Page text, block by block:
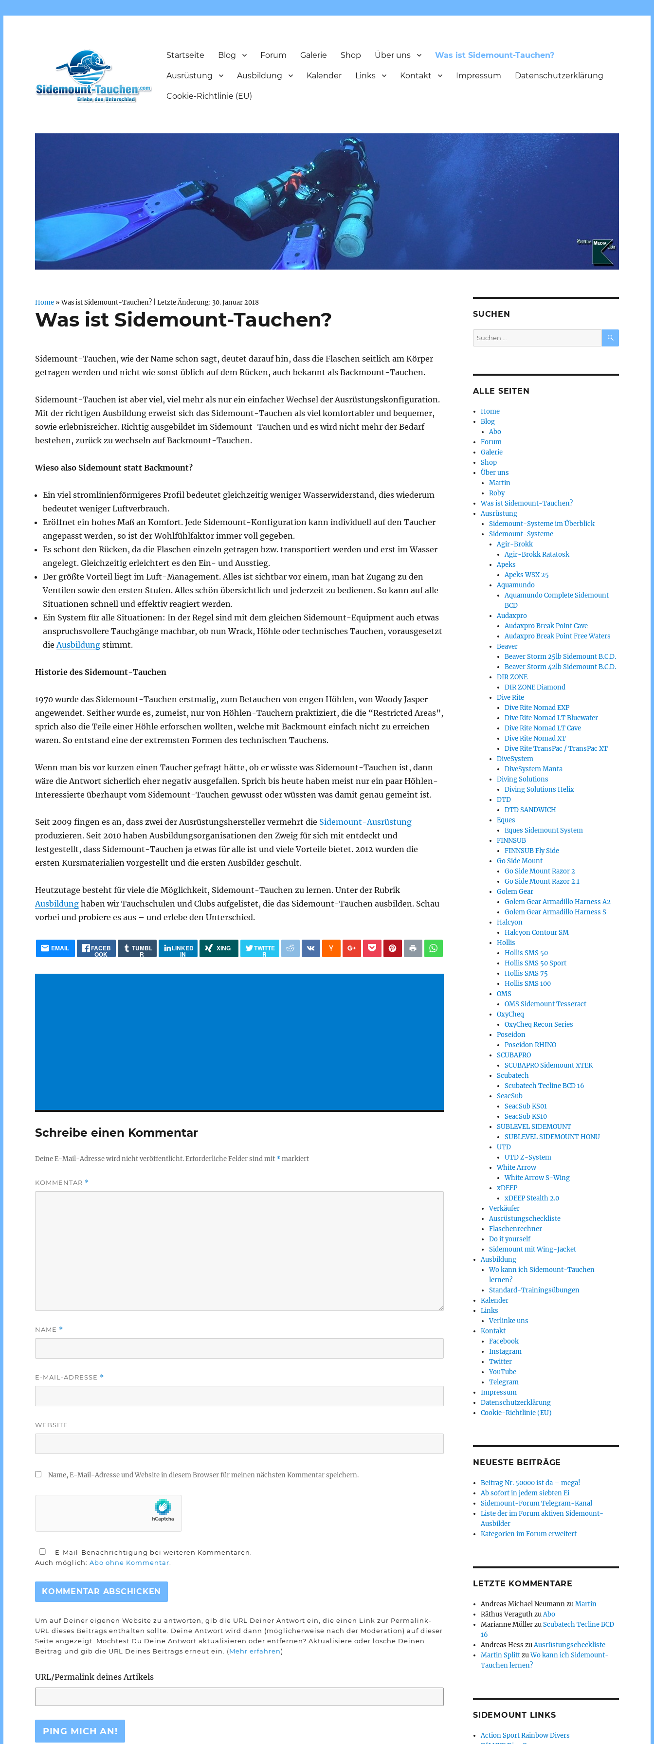
Startseite Blog Forum Galerie Shop Über uns Was ist Sidemount-Tauchen?
Ausrüstung Ausbildung Kalender Links Kontakt Impressum Datenschutzerklärung
Cookie-Richtlinie (EU)
Home »Was ist Sidemount-Tauchen? | Letzte Änderung: 30. Januar 2018
Was ist Sidemount-Tauchen?
Sidemount-Tauchen, wie der Name schon sagt, deutet darauf hin, dass die Flaschen seitlich am Körper
getragen werden und nicht wie sonst üblich auf dem Rücken, auch bekannt als Backmount-Tauchen.
Sidemount-Tauchen ist aber viel, viel mehr als nur ein einfacher Wechsel der Ausrüstungskonfiguration.
Mit der richtigen Ausbildung erweist sich das Sidemount-Tauchen als viel komfortabler und bequemer,
sowie erlebnisreicher. Richtig ausgebildet im Sidemount-Tauchen und es wird nicht mehr der Bedarf
bestehen, zurück zu wechseln auf Backmount-Tauchen.
Wieso also Sidemount statt Backmount?
Ein viel stromlinienförmigeres Profil bedeutet gleichzeitig weniger Wasserwiderstand, dies wiederum
bedeutet weniger Luftverbrauch.
Eröffnet ein hohes Maß an Komfort. Jede Sidemount-Konfiguration kann individuell auf den Taucher
angepasst werden, so ist der Wohlfühlfaktor immer voll gegeben.
Es schont den Rücken, da die Flaschen einzeln getragen bzw. transportiert werden und erst im Wasser
angelegt. Gleichzeitig erleichtert es den Ein- und Ausstieg.
Der größte Vorteil liegt im Luft-Management. Alles ist sichtbar vor einem, man hat Zugang zu den
Ventilen sowie den ersten Stufen. Alles schön übersichtlich und jederzeit zu bedienen. So kann auf alle
Situationen schnell und effektiv reagiert werden.
Ein System für alle Situationen: In der Regel sind mit dem gleichen Sidemount-Equipment auch etwas
anspruchsvollere Tauchgänge machbar, ob nun Wrack, Höhle oder technisches Tauchen, vorausgesetzt
dieAusbildung stimmt.
Historie des Sidemount-Tauchen
1970 wurde das Sidemount-Tauchen erstmalig, zum Betauchen von engen Höhlen, von Woody Jasper
angewendet. Seither wurde es, zumeist, nur von Höhlen-Tauchern praktiziert, die die “Restricted Areas”,
sprich also die Teile einer Höhle erforschen wollten, welche mit Backmount einfach nicht zu erreichen
waren. So entstand eine der extremsten Formen des technischen Tauchens.
Wenn man bis vor kurzen einen Taucher gefragt hätte, ob er wüsste was Sidemount-Tauchen ist, dann
wäre die Antwort sicherlich eher negativ ausgefallen. Sprich bis heute haben meist nur ein paar Höhlen-
Interessierte überhaupt vom Sidemount-Tauchen gewusst oder wüssten was damit genau gemeint ist.
Seit 2009 fingen es an, dass zwei der Ausrüstungshersteller vermehrt die Sidemount-Ausrüstung
produzieren. Seit 2010 haben Ausbildungsorganisationen den Zweig für sich mit entdeckt und
festgestellt, dass Sidemount-Tauchen ja etwas für alle ist und viele Vorteile bietet. 2012 wurden die
ersten Kursmaterialien vorgestellt und die ersten Ausbilder geschult.
Heutzutage besteht für viele die Möglichkeit, Sidemount-Tauchen zu lernen. Unter der Rubrik
Ausbildung haben wir Tauchschulen und Clubs aufgelistet, die das Sidemount-Tauchen ausbilden. Schau
vorbei und probiere es aus – und erlebe den Unterschied.
EMAIL FACEB
OOK
TUMBL
R
LINKED
IN
XING TWITTE
R
Schreibe einen Kommentar
Deine E-Mail-Adresse wird nicht veröffentlicht.Erforderliche Felder sind mit *markiert
KOMMENTAR *
NAME *
E-MAIL-ADRESSE *
WEBSITE
Name, E-Mail-Adresse und Website in diesem Browser für meinen nächsten Kommentar speichern.
E-Mail-Benachrichtigung bei weiteren Kommentaren.
Auch möglich: Abo ohne Kommentar
Um auf Deiner eigenen Website zu antworten, gib die URL Deiner Antwort ein, die einen Link zur Permalink-
URL dieses Beitrags enthalten sollte. Deine Antwort wird dann (möglicherweise nach der Moderation) auf dieser
Seite angezeigt. Möchtest Du Deine Antwort aktualisieren oder entfernen? Aktualisiere oder lösche Deinen
Beitrag und gib die URL Deines Beitrags erneut ein. (Mehr erfahren)
URL/Permalink deines Artikels
SUCHEN
Suchen
nach:
SUCHEN
ALLE SEITEN
Home
Blog
Abo
Forum
Galerie
Shop
Über uns
Martin
Roby
Was ist Sidemount-Tauchen?
Ausrüstung
Sidemount-Systeme im Überblick
Sidemount-Systeme
Agir-Brokk
Agir-Brokk Ratatosk
Apeks
Apeks WSX 25
Aquamundo
Aquamundo Complete Sidemount
BCD
Audaxpro
Audaxpro Break Point Cave
Audaxpro Break Point Free Waters
Beaver
Beaver Storm 25lb Sidemount B.C.D.
Beaver Storm 42lb Sidemount B.C.D.
DIR ZONE
DIR ZONE Diamond
Dive Rite
Dive Rite Nomad EXP
Dive Rite Nomad LT Bluewater
Dive Rite Nomad LT Cave
Dive Rite Nomad XT
Dive Rite TransPac / TransPac XT
DiveSystem
DiveSystem Manta
Diving Solutions
Diving Solutions Helix
DTD
DTD SANDWICH
Eques
Eques Sidemount System
FINNSUB
FINNSUB Fly Side
Go Side Mount
Go Side Mount Razor 2
Go Side Mount Razor 2.1
Golem Gear
Golem Gear Armadillo Harness A2
Golem Gear Armadillo Harness S
Halcyon
Halcyon Contour SM
Hollis
Hollis SMS 50
Hollis SMS 50 Sport
Hollis SMS 75
Hollis SMS 100
OMS
OMS Sidemount Tesseract
OxyCheq
OxyCheq Recon Series
Poseidon
Poseidon RHINO
SCUBAPRO
SCUBAPRO Sidemount XTEK
Scubatech
Scubatech Tecline BCD 16
SeacSub
SeacSub KS01
SeacSub KS10
SUBLEVEL SIDEMOUNT
SUBLEVEL SIDEMOUNT HONU
UTD
UTD Z-System
White Arrow
White Arrow S-Wing
xDEEP
xDEEP Stealth 2.0
Verkäufer
Ausrüstungscheckliste
Flaschenrechner
Do it yourself
Sidemount mit Wing-Jacket
Ausbildung
Wo kann ich Sidemount-Tauchen
lernen?
Standard-Trainingsübungen
Kalender
Links
Verlinke uns
Kontakt
Facebook
Instagram
Twitter
YouTube
Telegram
Impressum
Datenschutzerklärung
Cookie-Richtlinie (EU)
NEUESTE BEITRÄGE
Beitrag Nr. 50000 ist da – mega!
Ab sofort in jedem siebten Ei
Sidemount-Forum Telegram-Kanal
Liste der im Forum aktiven Sidemount-
Ausbilder
Kategorien im Forum erweitert
LETZTE KOMMENTARE
Andreas Michael NeumannzuMartin
Räthus VeraguthzuAbo
Marianne MüllerzuScubatech Tecline BCD
16
Andreas Hess zuAusrüstungscheckliste
Martin SplittzuWo kann ich Sidemount-
Tauchen lernen?
SIDEMOUNT LINKS
Action Sport Rainbow Divers